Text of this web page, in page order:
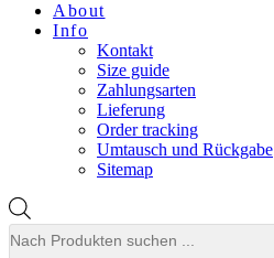
About
Info
Kontakt
Size guide
Zahlungsarten
Lieferung
Order tracking
Umtausch und Rückgabe
Sitemap
search